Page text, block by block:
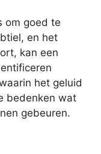
om goed te
en het
kan een
het geluid
bedenken wat
gebeuren.